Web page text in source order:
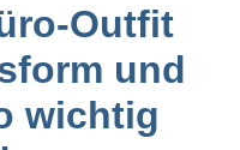
Outfit
und
wichtig